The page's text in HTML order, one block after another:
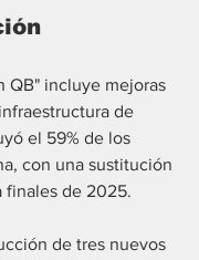
QB" incluye mejoras
de
el 59% de los
con una sustitución
finales de 2025.
de tres nuevos